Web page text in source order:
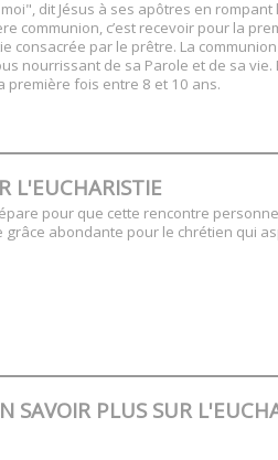
dit Jésus à ses apôtres en rompant
communion, c’est recevoir pour la
consacrée par le prêtre. La
nourrissant de sa Parole et de sa vie.
première fois entre 8 et 10 ans.
L'EUCHARISTIE
pour que cette rencontre
abondante pour le chrétien qui
SAVOIR PLUS SUR